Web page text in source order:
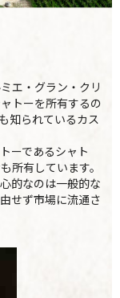
エ・グラン・クリ
トーを所有するの
知られているカス
ーであるシャト
所有しています。
的なのは一般的な
せず市場に流通さ